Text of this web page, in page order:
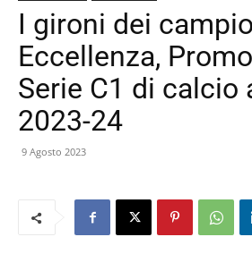
I gironi dei
Eccellenza,
Serie C1 di calcio
2023-24
9 Agosto 2023